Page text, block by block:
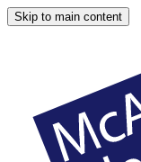
Skip to main content